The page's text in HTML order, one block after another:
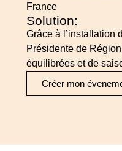
France
Solution:
Grâce à l’installation
Présidente de
équilibrées et de
Créer mon